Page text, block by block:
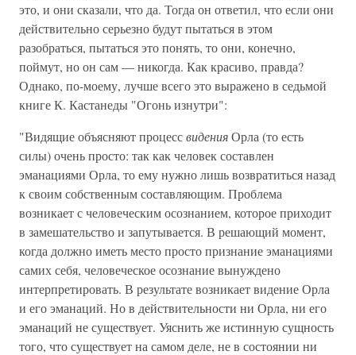
это, и они сказали, что да. Тогда он ответил, что если они
действительно серьезно будут пытаться в этом
разобраться, пытаться это понять, то они, конечно,
поймут, но он сам — никогда. Как красиво, правда?
Однако, по-моему, лучше всего это выражено в седьмой
книге К. Кастанеды "Огонь изнутри":
"Видящие объясняют процессвиденияОрла (то есть
силы) очень просто: так как человек составлен
эманациями Орла, то ему нужно лишь возвратиться назад
к своим собственным составляющим. Проблема
возникает с человеческим осознанием, которое приходит
в замешательство и запутывается. В решающий момент,
когда должно иметь место просто признание эманациями
самих себя, человеческое осознание вынуждено
интерпретировать. В результате возникает видение Орла
и его эманаций. Но в действительности ни Орла, ни его
эманаций не существует. Уяснить же истинную сущность
того, что существует на самом деле, не в состоянии ни